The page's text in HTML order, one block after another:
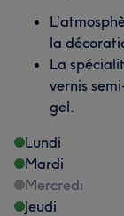
la
La
vernis
gel.
Lundi
Mardi
Mercredi
Jeudi